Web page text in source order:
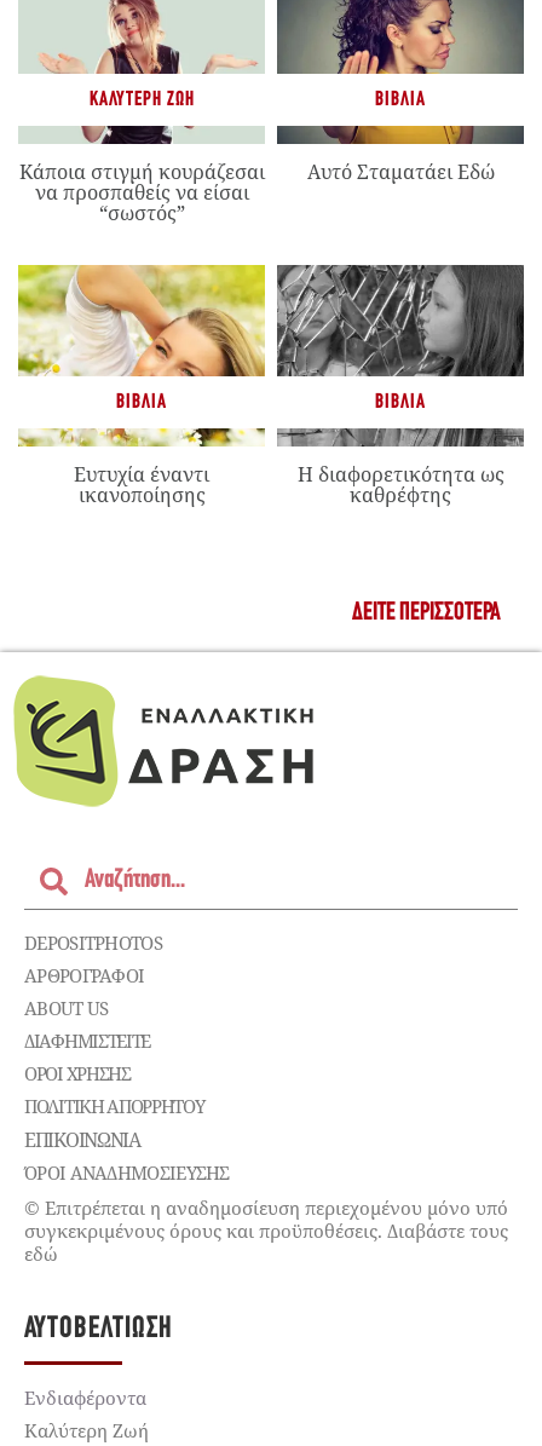
ΚΑΛΎΤΕΡΗ ΖΩΉ
Κάποια στιγμή κουράζεσαι
να προσπαθείς να είσαι
“σωστός”
ΒΙΒΛΊΑ
Αυτό Σταματάει Εδώ
ΒΙΒΛΊΑ
Ευτυχία έναντι
ικανοποίησης
ΒΙΒΛΊΑ
Η διαφορετικότητα ως
καθρέφτης
ΔΕΊΤΕ ΠΕΡΙΣΣΌΤΕΡΑ
DEPOSITPHOTOS
ΑΡΘΡΟΓΡΑΦΟΙ
ABOUT US
ΔΙΑΦΗΜΙΣΤΕΊΤΕ
ΌΡΟΙ ΧΡΉΣΗΣ
ΠΟΛΙΤΙΚΉ ΑΠΟΡΡΉΤΟΥ
ΕΠΙΚΟΙΝΩΝΊΑ
ΌΡΟΙ ΑΝΑΔΗΜΟΣΙΕΥΣΗΣ
© Επιτρέπεται η αναδημοσίευση περιεχομένου μόνο υπό
συγκεκριμένους όρους και προϋποθέσεις. Διαβάστε τους
εδώ
ΑΥΤΟΒΕΛΤΊΩΣΗ
Ενδιαφέροντα
Καλύτερη Ζωή